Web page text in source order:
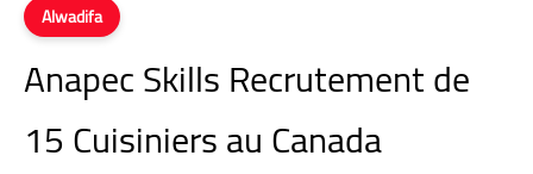
Alwadifa
Anapec Skills Recrutement de
15 Cuisiniers au Canada